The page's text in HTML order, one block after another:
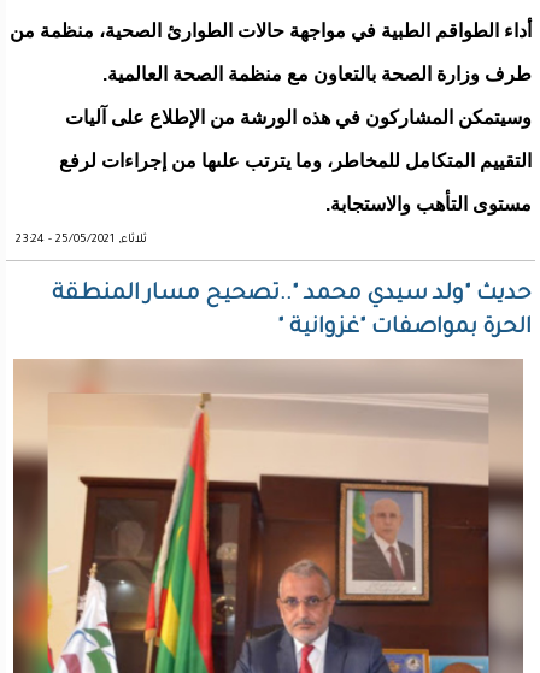
أداء الطواقم الطبية في مواجهة حالات الطوارئ الصحية، منظمة من
طرف وزارة الصحة بالتعاون مع منظمة الصحة العالمية.
وسيتمكن المشاركون في هذه الورشة من الإطلاع على آليات
التقييم المتكامل للمخاطر، وما يترتب علىها من إجراءات لرفع
مستوى التأهب والاستجابة.
ثلاثاء, 25/05/2021 - 23:24
حديث "ولد سيدي محمد "..تصحيح مسار المنطقة
الحرة بمواصفات "غزوانية "